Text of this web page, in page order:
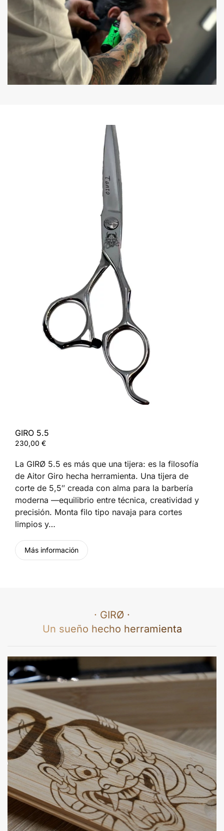
GIRO 5.5
230,00 €
La GIRØ 5.5 es más que una tijera: es la filosofía
de Aitor Giro hecha herramienta. Una tijera de
corte de 5,5″ creada con alma para la barbería
moderna —equilibrio entre técnica, creatividad y
precisión. Monta filo tipo navaja para cortes
limpios y…
Más información
· GIRØ ·
Un sueño hecho herramienta